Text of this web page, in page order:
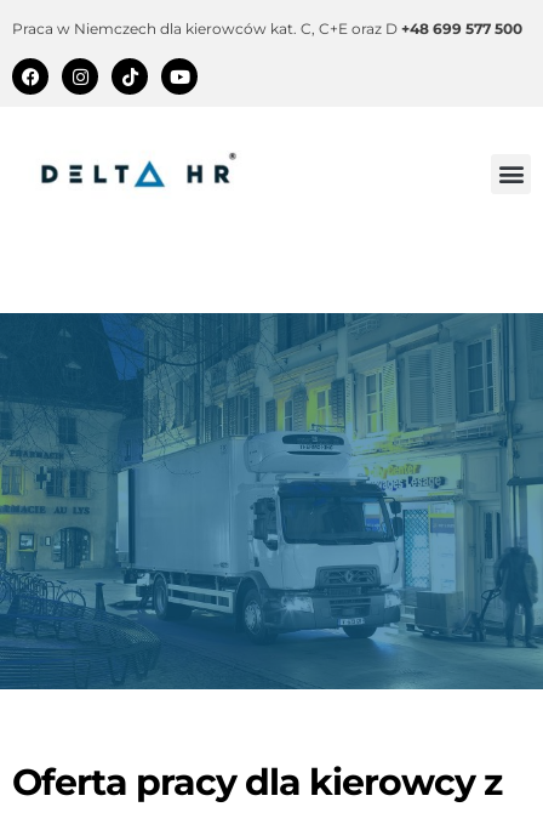
Praca w Niemczech dla kierowców kat. C, C+E oraz D +48 699 577 500
Oferta pracy dla kierowcy z